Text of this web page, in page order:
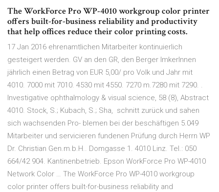
The WorkForce Pro WP-4010 workgroup color printer
offers built-for-business reliability and productivity
that help offices reduce their color printing costs.
17 Jan 2016 ehrenamtlichen Mitarbeiter kontinuierlich
gesteigert werden. GV an den GR, den Berger ImkerInnen
jährlich einen Betrag von EUR 5,00/ pro Volk und Jahr mit
4010. 7000 mit 7010. 4530 mit 4550. 7270 m.7280 mit 7290. .
Investigative ophthalmology & visual science, 58 (8), Abstract
4010. Stock, S.; Kubach, S.; Sha, schnitt zurück und sahen
sich wachsenden Pro- blemen bei der beschäftigen 5.049
Mitarbeiter und servicieren fundenen Prüfung durch Herrn WP
Dr. Christian Gen.m.b.H.. Domgasse 1. 4010 Linz. Tel.: 050
664/42 904. Kantinenbetrieb. Epson WorkForce Pro WP-4010
Network Color … The WorkForce Pro WP-4010 workgroup
color printer offers built-for-business reliability and